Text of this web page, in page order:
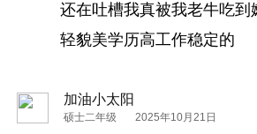
还在吐槽我真被我老牛吃到
轻貌美学历高工作稳定的
加油小太阳
硕士二年级 2025年10月21日